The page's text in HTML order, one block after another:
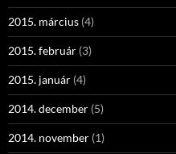
2015. március (4)
2015. február (3)
2015. január (4)
2014. december (5)
2014. november (1)